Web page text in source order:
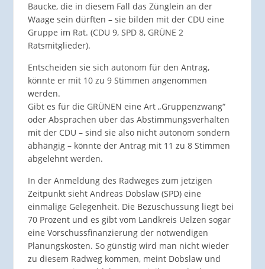
Baucke, die in diesem Fall das Zünglein an der
Waage sein dürften – sie bilden mit der CDU eine
Gruppe im Rat. (CDU 9, SPD 8, GRÜNE 2
Ratsmitglieder).
Entscheiden sie sich autonom für den Antrag,
könnte er mit 10 zu 9 Stimmen angenommen
werden.
Gibt es für die GRÜNEN eine Art „Gruppenzwang“
oder Absprachen über das Abstimmungsverhalten
mit der CDU – sind sie also nicht autonom sondern
abhängig – könnte der Antrag mit 11 zu 8 Stimmen
abgelehnt werden.
In der Anmeldung des Radweges zum jetzigen
Zeitpunkt sieht Andreas Dobslaw (SPD) eine
einmalige Gelegenheit. Die Bezuschussung liegt bei
70 Prozent und es gibt vom Landkreis Uelzen sogar
eine Vorschussfinanzierung der notwendigen
Planungskosten. So günstig wird man nicht wieder
zu diesem Radweg kommen, meint Dobslaw und